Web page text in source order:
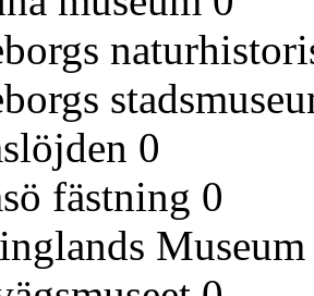
0
fästning 0
Museum